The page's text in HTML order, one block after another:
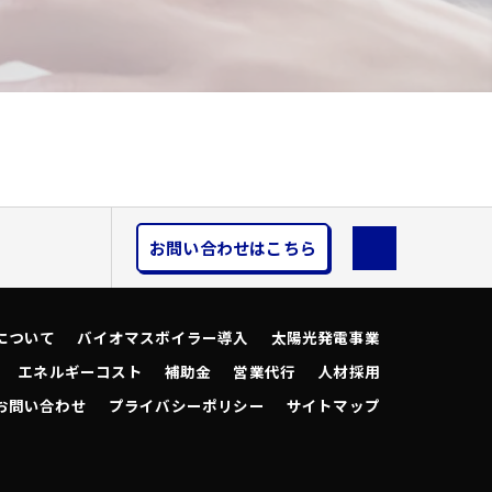
お問い合わせはこちら
ついて バイオマスボイラー導入
太陽光発電事業
エネルギーコスト
補助金 営業代行
人材採用
問い合わせ
プライバシーポリシー サイトマップ